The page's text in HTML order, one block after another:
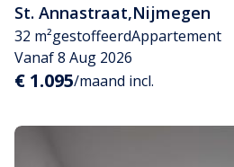
St. Annastraat,Nijmegen
32 m²gestoffeerdAppartement
Vanaf 8 Aug 2026
€ 1.095/maand incl.